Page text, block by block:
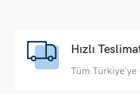
Hızlı
Tüm Türkiye'ye